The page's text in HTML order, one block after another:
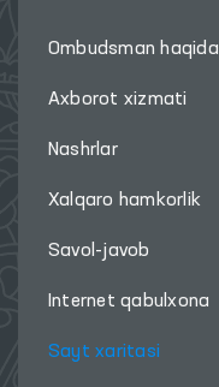
Ombudsman haqida
Axborot xizmati
Nashrlar
Xalqaro hamkorlik
Savol-javob
Internet qabulxona
Sayt xaritasi